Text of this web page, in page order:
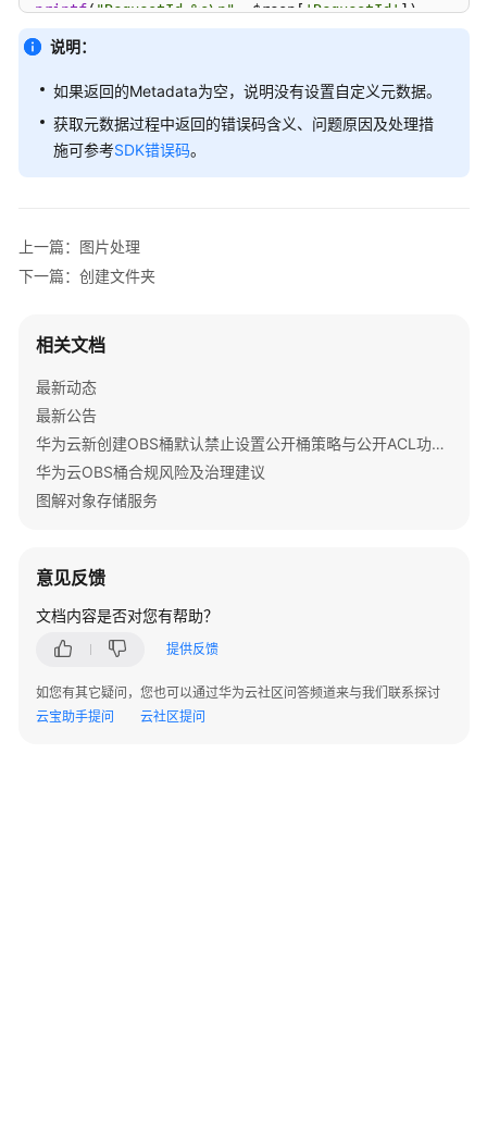
最
实
践
SDK
概
述
Java
C
Go
.NET
printf("RequestId:%s\n", $resp['RequestId'
printf
],
说明：
如果返回的Metadata为空，说明没有设置自定义元数据。
获取元数据过程中返回的错误码含义、问题原因及处理措
施可参考SDK错误码。
上一篇：图片处理
下一篇：创建文件夹
相关文档
最新动态
最新公告
华为云新创建OBS桶默认禁止设置公开桶策略与公开ACL功能通知
华为云OBS桶合规风险及治理建议
图解对象存储服务
意见反馈
文档内容是否对您有帮助？
提供反馈
如您有其它疑问，您也可以通过华为云社区问答频道来与我们联系探讨
云宝助手提问
云社区提问